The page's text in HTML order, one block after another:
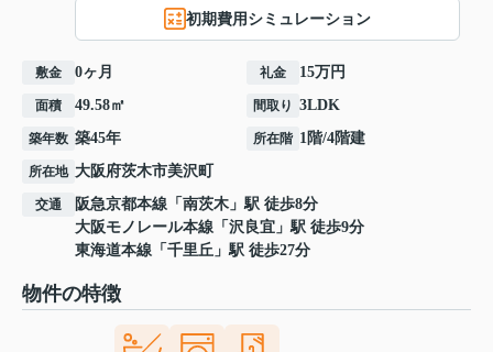
初期費用シミュレーション
敷金 0ヶ月 礼金 15万円
面積 49.58㎡ 間取り 3LDK
築年数 築45年 所在階 1階/4階建
所在地 大阪府茨木市美沢町
交通 阪急京都本線 「 南茨木 」駅 徒歩8分
大阪モノレール本線 「 沢良宜 」駅 徒歩9分
東海道本線 「 千里丘 」駅 徒歩27分
物件の特徴